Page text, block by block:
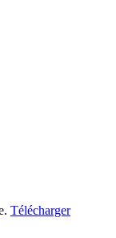
Télécharger